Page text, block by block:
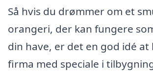
Så hvis du drømmer om et
orangeri, der kan fungere
din have, er det en god idé
firma med speciale i